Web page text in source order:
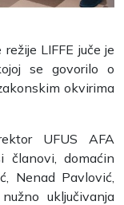
LIFFE juče je
se govorilo o
okvirima
UFUS AFA
članovi, domaćin
Nenad Pavlović,
uključivanja